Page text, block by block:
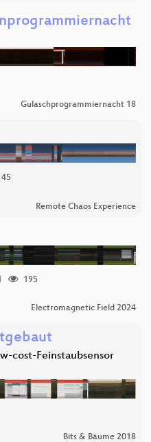
Gulaschprogrammiernacht 18
Remote Chaos Experience
195
Electromagnetic Field 2024
cost-Feinstaubsensor
Bits & Bäume 2018